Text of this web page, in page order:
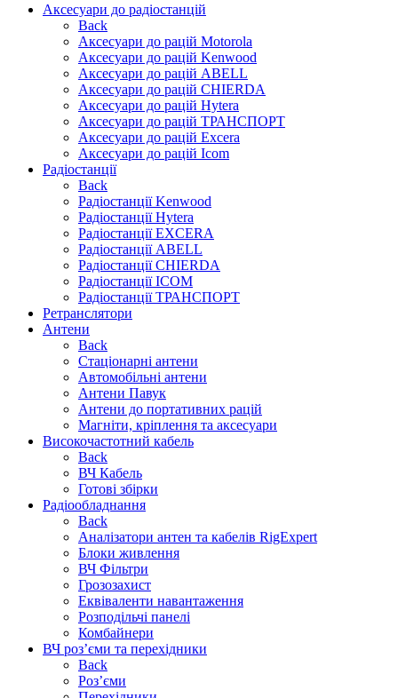
Аксесуари до радіостанцій
Back
Аксесуари до рацій Motorola
Аксесуари до рацій Kenwood
Аксесуари до рацій ABELL
Аксесуари до рацій CHIERDA
Аксесуари до рацій Hytera
Аксесуари до рацій ТРАНСПОРТ
Аксесуари до рацій Excera
Аксесуари до рацій Icom
Радіостанції
Back
Радіостанції Kenwood
Радіостанції Hytera
Радіостанції EXCERA
Радіостанції ABELL
Радіостанції CHIERDA
Радіостанції ICOM
Радіостанції ТРАНСПОРТ
Ретранслятори
Антени
Back
Стаціонарні антени
Автомобільні антени
Антени Павук
Антени до портативних рацій
Магніти, кріплення та аксесуари
Високочастотний кабель
Back
ВЧ Кабель
Готові збірки
Радіообладнання
Back
Аналізатори антен та кабелів RigExpert
Блоки живлення
ВЧ Фільтри
Грозозахист
Еквіваленти навантаження
Розподільчі панелі
Комбайнери
ВЧ роз’єми та перехідники
Back
Роз’єми